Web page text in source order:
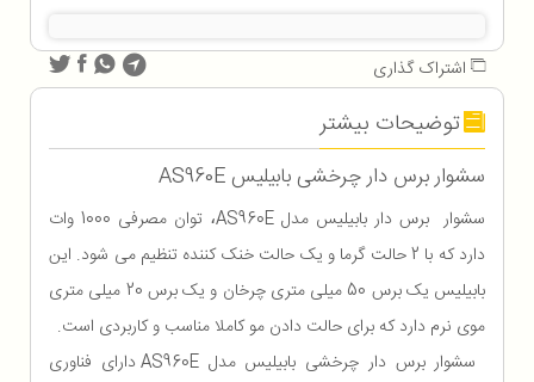
اشتراک گذاری
توضیحات بیشتر
سشوار برس دار چرخشی بابیلیس AS960E
سشوار برس دار بابیلیس مدل AS960E ،
توان مصرفی 1000 وات
دارد که با 2 حالت گرما و یک حالت خنک کننده تنظیم می شود. این
بابیلیس یک برس 50 میلی متری چرخان و یک برس 20 میلی متری
موی نرم دارد که برای حالت دادن مو کاملا مناسب و کاربردی است.
سشوار برس دار چرخشی بابیلیس مدل AS960E دارای فناوری